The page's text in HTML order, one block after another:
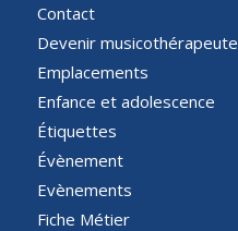
Contact
Devenir musicothérapeute
Emplacements
Enfance et adolescence
Étiquettes
Évènement
Evènements
Fiche Métier